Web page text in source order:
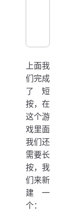
上面我
们完成
了短
按，在
这个游
戏里面
我们还
需要长
按，我
们来新
建一
个：